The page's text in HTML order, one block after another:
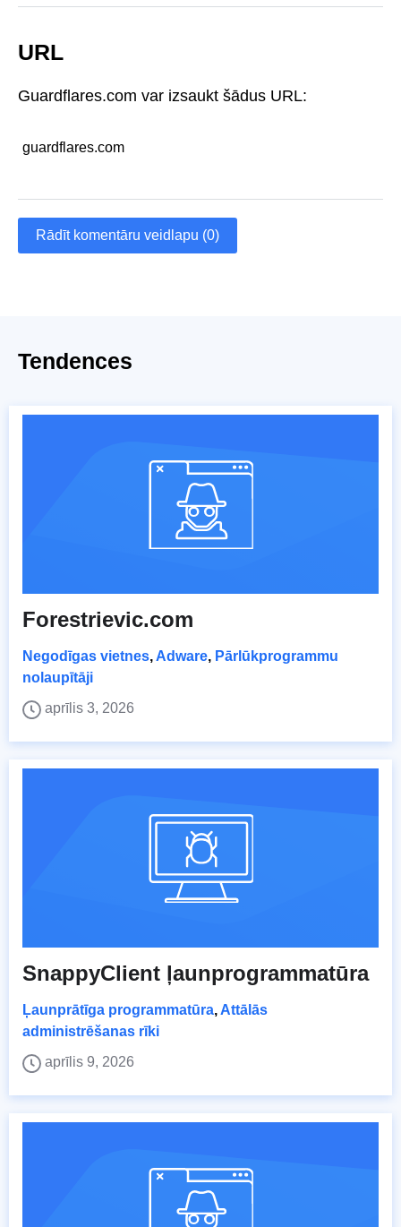
URL
Guardflares.com var izsaukt šādus URL:
guardflares.com
Rādīt komentāru veidlapu (0)
Tendences
Forestrievic.com
Negodīgas vietnes, Adware, Pārlūkprogrammu
nolaupītāji
aprīlis 3, 2026
SnappyClient ļaunprogrammatūra
Ļaunprātīga programmatūra, Attālās
administrēšanas rīki
aprīlis 9, 2026